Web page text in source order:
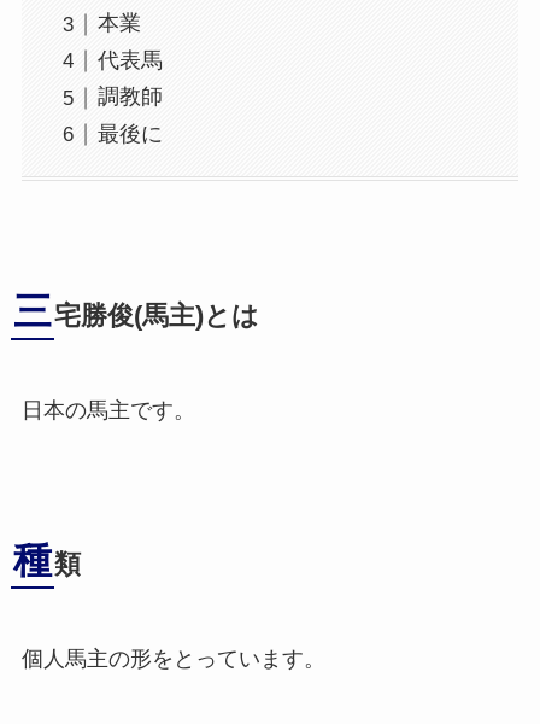
本業
代表馬
調教師
最後に
三宅勝俊(馬主)とは
日本の馬主です。
種類
個人馬主の形をとっています。